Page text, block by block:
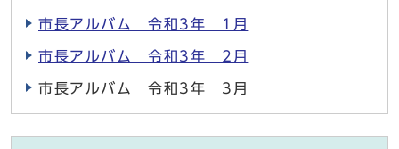
市長アルバム 令和3年 1月
市長アルバム 令和3年 2月
市長アルバム 令和3年 3月